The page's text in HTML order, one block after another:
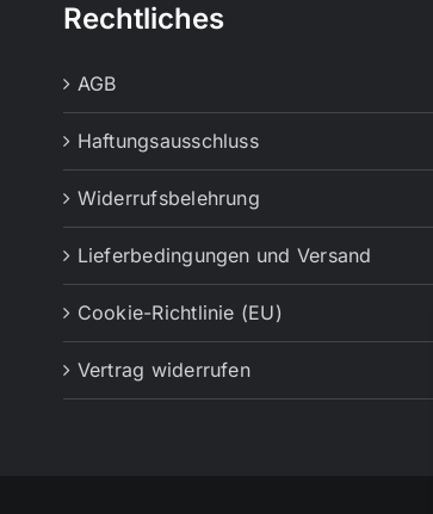
Rechtliches
AGB
Haftungsausschluss
Widerrufsbelehrung
Lieferbedingungen und Versand
Cookie-Richtlinie (EU)
Vertrag widerrufen